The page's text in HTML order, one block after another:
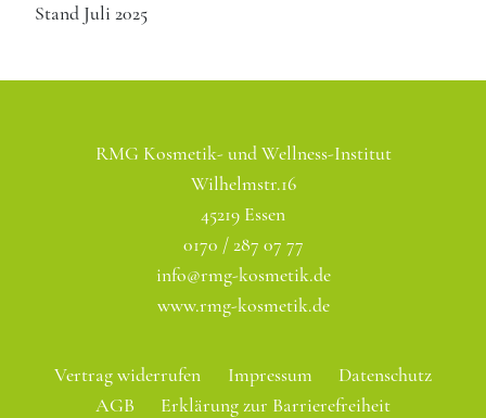
Stand Juli 2025
RMG Kosmetik- und Wellness-Institut
Wilhelmstr.16
45219 Essen
0170 / 287 07 77
info@rmg-kosmetik.de
www.rmg-kosmetik.de
Vertrag widerrufen Impressum
Datenschutz
AGB
Erklärung zur Barrierefreiheit